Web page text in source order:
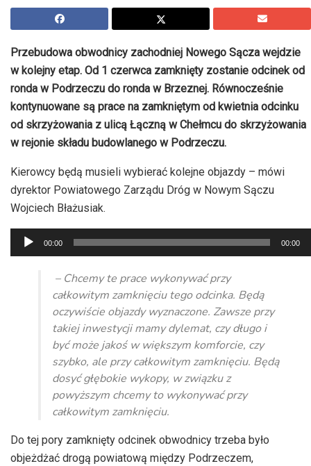
Przebudowa obwodnicy zachodniej Nowego Sącza wejdzie
w kolejny etap. Od 1 czerwca zamknięty zostanie odcinek od
ronda w Podrzeczu do ronda w Brzeznej. Równocześnie
kontynuowane są prace na zamkniętym od kwietnia odcinku
od skrzyżowania z ulicą Łączną w Chełmcu do skrzyżowania
w rejonie składu budowlanego w Podrzeczu.
Kierowcy będą musieli wybierać kolejne objazdy – mówi
dyrektor Powiatowego Zarządu Dróg w Nowym Sączu
Wojciech Błażusiak.
Odtwarzacz
plików
dźwiękowych
00:00 00:00
– Chcemy te prace wykonywać przy
całkowitym zamknięciu tego odcinka. Będą
oczywiście objazdy wyznaczone. Zawsze przy
takiej inwestycji mamy dylemat, czy długo i
być może jakoś w większym komforcie, czy
szybko, ale przy całkowitym zamknięciu. Będą
dosyć głębokie wykopy, w związku z
powyższym chcemy to wykonywać przy
całkowitym zamknięciu.
Do tej pory zamknięty odcinek obwodnicy trzeba było
objeżdżać drogą powiatową między Podrzeczem,